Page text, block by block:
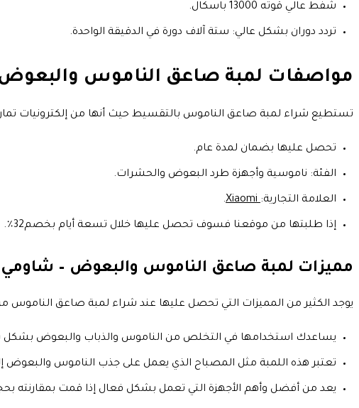
شفط عالي قوته 13000 باسكال.
تردد دوران بشكل عالي: ستة آلاف دورة في الدقيقة الواحدة.
مواصفات لمبة صاعق الناموس
تستطيع شراء لمبة صاعق الناموس بالتقسيط حيث أنها من إلكترونيات
تحصل عليها بضمان لمدة عام.
الفئة: ناموسية وأجهزة طرد البعوض والحشرات.
العلامة التجارية: Xiaomi
.
إذا طلبتها من موقعنا فسوف تحصل عليها خلال تسعة أيام بخصم32٪.
مميزات لمبة صاعق الناموس والبعوض – شاومي
يوجد الكثير من المميزات التي تحصل عليها عند شراء لمبة صاعق الناموس
يساعدك استخدامها في التخلص من الناموس والذباب والبعوض
تعتبر هذه اللمبة مثل المصباح الذي يعمل على جذب الناموس والبعوض
يعد من أفضل وأهم الأجهزة التي تعمل بشكل فعال إذا قمت بمقارنته